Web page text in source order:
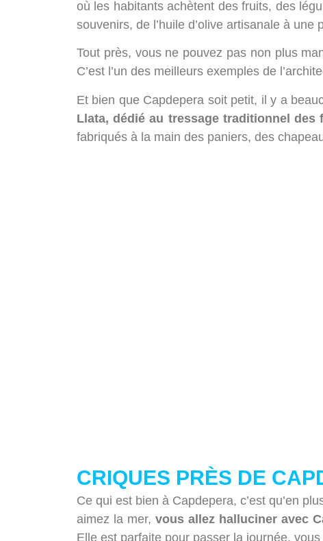
où les habitants achètent des fruits, des
souvenirs, de l’huile d’olive artisanale à
Tout près, vous ne pouvez pas non plus
C’est l’un des meilleurs exemples de
Et bien que Capdepera soit petit, il y a
Llata, dédié au tressage traditionnel des
fabriqués à la main des paniers, des
CRIQUES PRÈS DE
Ce qui est bien à Capdepera, c’est qu’en
aimez la mer, vous allez halluciner avec
Elle est parfaite pour passer la journée,